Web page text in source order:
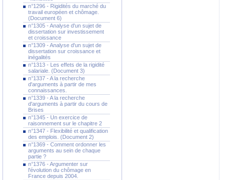
n°1296 - Rigidités du marché du
travail européen et chômage.
(Document 6)
n°1305 - Analyse d'un sujet de
dissertation sur investissement
et croissance
n°1309 - Analyse d'un sujet de
dissertation sur croissance et
inégalités
n°1313 - Les effets de la rigidité
salariale. (Document 3)
n°1337 - A la recherche
d'arguments à partir de mes
connaissances.
n°1339 - A la recherche
d'arguments à partir du cours de
Brises
n°1345 - Un exercice de
raisonnement sur le chapitre 2
n°1347 - Flexibilité et qualification
des emplois. (Document 2)
n°1369 - Comment ordonner les
arguments au sein de chaque
partie ?
n°1376 - Argumenter sur
l'évolution du chômage en
France depuis 2004.